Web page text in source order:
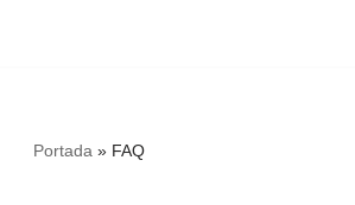
Portada » FAQ